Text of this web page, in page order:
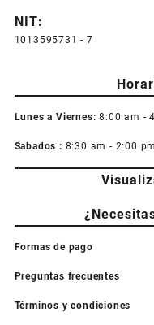
NIT:
1013595731 - 7
Lunes a Viernes: 8:00 am -
Sabados : 8:30 am - 2:00 pm
Formas de pago
Preguntas frecuentes
Términos y condiciones